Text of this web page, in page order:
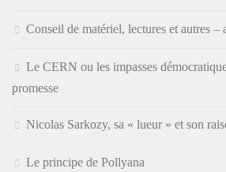
Conseil de matériel, lectures et autres
Le CERN ou les impasses
promesse
Nicolas Sarkozy, sa « lueur » et son
Le principe de Pollyana